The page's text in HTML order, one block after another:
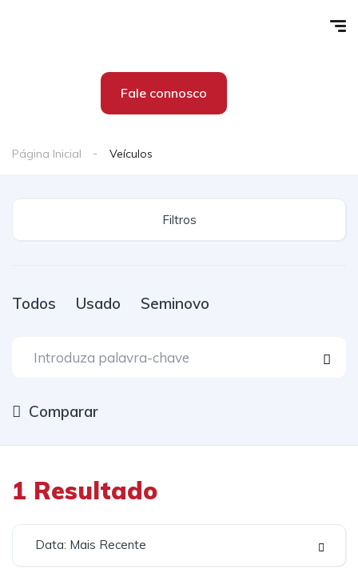
Fale connosco
Página Inicial Veículos
Filtros
Todos Usado Seminovo
Comparar
1 Resultado
Data: Mais Recente